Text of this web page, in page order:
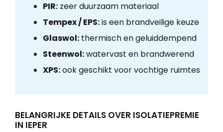
PIR:zeer duurzaam materiaal
Tempex / EPS:is een brandveilige keuze
Glaswol:thermisch en geluiddempend
Steenwol:watervast en brandwerend
XPS:ook geschikt voor vochtige ruimtes
BELANGRIJKE DETAILS OVER ISOLATIEPREMIE
IN IEPER